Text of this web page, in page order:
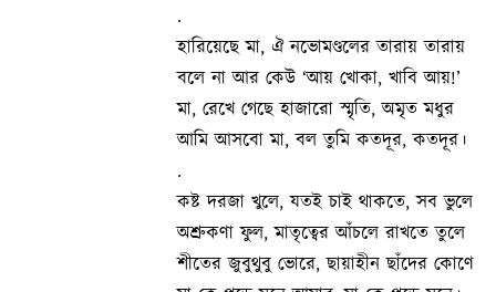
.
হারিয়েছে মা, ঐ নভোমণ্ডলের তারায় তারায়
বলে না আর কেউ ‘আয় খোকা, খাবি আয়!’
মা, রেখে গেছে হাজারো স্মৃতি, অমৃত মধুর
আমি আসবো মা, বল তুমি কতদূর, কতদূর।
.
কষ্ট দরজা খুলে, যতই চাই থাকতে, সব ভুলে
অশ্রুকণা ফুল, মাতৃত্বের আঁচলে রাখতে তুলে
শীতের জুবুথুবু ভোরে, ছায়াহীন ছাঁদের কোণে